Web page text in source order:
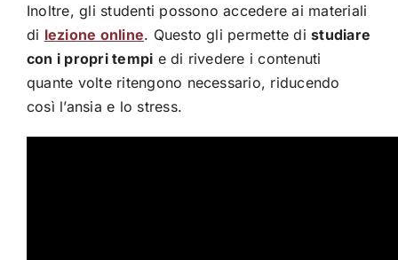
Inoltre, gli studenti possono accedere ai materiali
di lezione online. Questo gli permette distudiare
con i propri tempi e di rivedere i contenuti
quante volte ritengono necessario, riducendo
così l’ansia e lo stress.